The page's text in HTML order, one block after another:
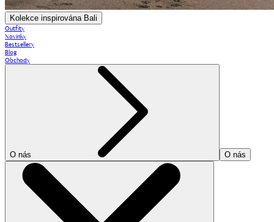
Kolekce inspirována Bali
Outfity
Novinky
Bestsellery
Blog
Obchody
O nás O nás